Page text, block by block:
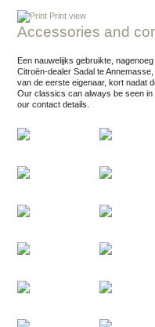
Print view
Accessories and
Een nauwelijks gebruikte,
Citroën-dealer Sadal te
van de eerste eigenaar, kort nadat
Our classics can always be seen
our contact details.